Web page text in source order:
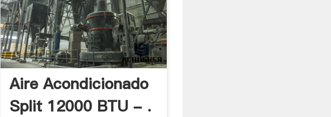
Aire Acondicionado
Split 12000 BTU - .